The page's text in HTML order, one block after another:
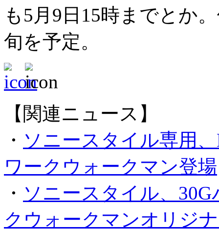
も5月9日15時までとか
旬を予定。
【関連ニュース】
・ ソニースタイル専用
ワークウォークマン登場
・ ソニースタイル、
クウォークマンオリジ